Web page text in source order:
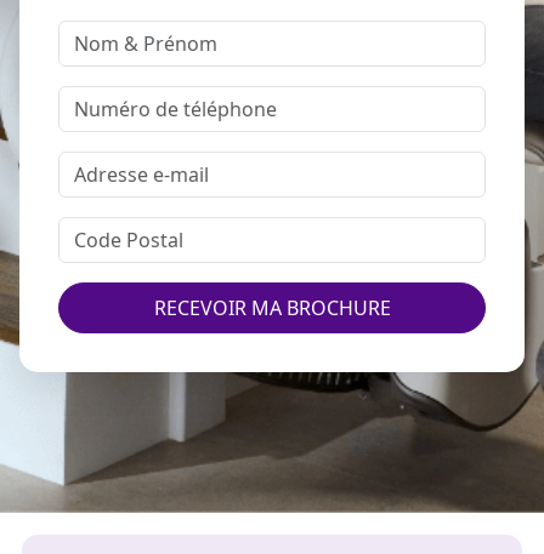
RECEVOIR MA BROCHURE